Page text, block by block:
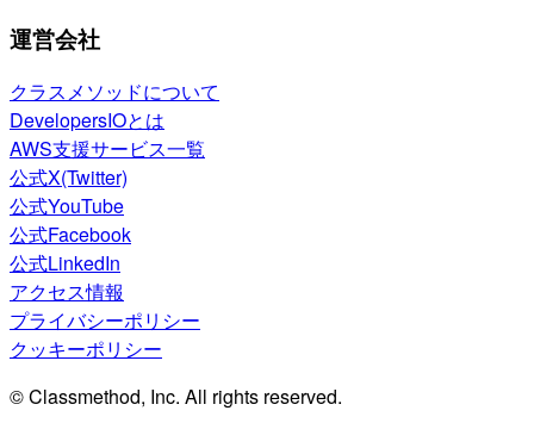
運営会社
クラスメソッドについて
DevelopersIOとは
AWS支援サービス一覧
公式X(Twitter)
公式YouTube
公式Facebook
公式LinkedIn
アクセス情報
プライバシーポリシー
クッキーポリシー
© Classmethod, Inc. All rights reserved.